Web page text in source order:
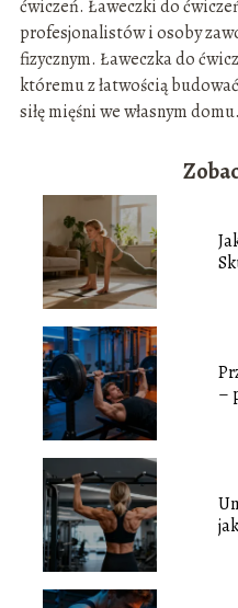
ćwiczeń. Ławeczki do
profesjonalistów i osoby
fizycznym. Ławeczka do
któremu z łatwością
siłę mięśni we własnym domu.
–